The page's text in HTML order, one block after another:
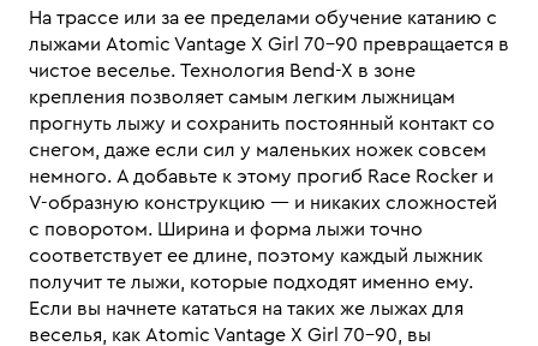
На трассе или за ее пределами обучение катанию с
лыжами Atomic Vantage X Girl 70-90 превращается в
чистое веселье. Технология Bend-X в зоне
крепления позволяет самым легким лыжницам
прогнуть лыжу и сохранить постоянный контакт со
снегом, даже если сил у маленьких ножек совсем
немного. А добавьте к этому прогиб Race Rocker и
V-образную конструкцию — и никаких сложностей
с поворотом. Ширина и форма лыжи точно
соответствует ее длине, поэтому каждый лыжник
получит те лыжи, которые подходят именно ему.
Если вы начнете кататься на таких же лыжах для
веселья, как Atomic Vantage X Girl 70-90, вы